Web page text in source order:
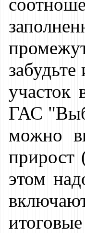
участок
ГАС
можно
прирост
этом